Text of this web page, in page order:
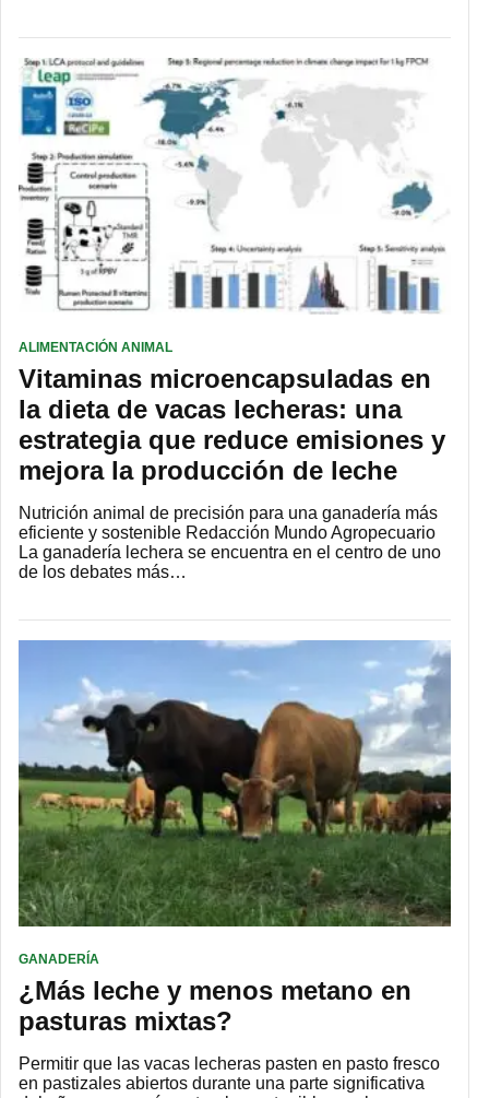
ALIMENTACIÓN ANIMAL
Vitaminas microencapsuladas en
la dieta de vacas lecheras: una
estrategia que reduce emisiones y
mejora la producción de leche
Nutrición animal de precisión para una ganadería más
eficiente y sostenible Redacción Mundo Agropecuario
La ganadería lechera se encuentra en el centro de uno
de los debates más…
GANADERÍA
¿Más leche y menos metano en
pasturas mixtas?
Permitir que las vacas lecheras pasten en pasto fresco
en pastizales abiertos durante una parte significativa